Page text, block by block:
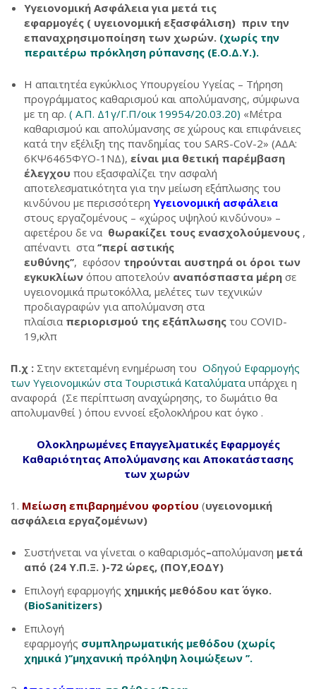
Υγειονομική Ασφάλεια για μετά τις
εφαρμογές ( υγειονομική εξασφάλιση) πριν την
επαναχρησιμοποίηση των χωρών. (χωρίς την
περαιτέρω πρόκληση ρύπανσης (Ε.Ο.Δ.Υ.).
Η απαιτητέα εγκύκλιος Υπουργείου Υγείας – Τήρηση
προγράμματος καθαρισμού και απολύμανσης, σύμφωνα
με τη αρ. ( Α.Π. Δ1γ/Γ.Π/οικ 19954/20.03.20) «Μέτρα
καθαρισμού και απολύμανσης σε χώρους και επιφάνειες
κατά την εξέλιξη της πανδημίας του SARS-CoV-2» (ΑΔΑ:
6ΚΨ6465ΦΥΟ-1ΝΔ), είναι μια θετική παρέμβαση
έλεγχου που εξασφαλίζει την ασφαλή
αποτελεσματικότητα για την μείωση εξάπλωσης του
κινδύνου με περισσότερη Υγειονομική ασφάλεια
στους εργαζομένους – «χώρος υψηλού κινδύνου» –
αφετέρου δε να θωρακίζει τους ενασχολούμενους ,
απέναντι στα ‘’περί αστικής
ευθύνης’’, εφόσον τηρούνται αυστηρά οι όροι των
εγκυκλίων όπου αποτελούν αναπόσπαστα μέρη σε
υγειονομικά πρωτοκόλλα, μελέτες των τεχνικών
προδιαγραφών για απολύμανση στα
πλαίσια περιορισμού της εξάπλωσης του COVID-
19,κλπ
Π.χ : Στην εκτεταμένη ενημέρωση του Οδηγού Εφαρμογής
των Υγειονομικών στα Τουριστικά Καταλύματαυπάρχει η
αναφορά (Σε περίπτωση αναχώρησης, το δωμάτιο θα
απολυμανθεί ) όπου εννοεί εξολοκλήρου κατ όγκο .
Ολοκληρωμένες Επαγγελματικές Εφαρμογές
Καθαριότητας Απολύμανσης και Αποκατάστασης
των χωρών
Μείωση επιβαρημένου φορτίου (υγειονομική
ασφάλεια εργαζομένων)
Συστήνεται να γίνεται ο καθαρισμός–απολύμανση μετά
από (24 Υ.Π.Ξ. )-72 ώρες, (ΠΟΥ,ΕΟΔΥ)
Επιλογή εφαρμογής χημικής μεθόδου κατ΄ όγκο.
(BioSanitizers)
Επιλογή
εφαρμογής συμπληρωματικής μεθόδου (χωρίς
χημικά )‘’μηχανική πρόληψη λοιμώξεων ’’.